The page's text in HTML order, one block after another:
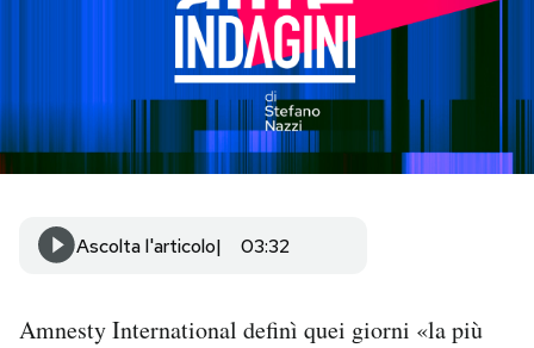
NEWSLETTER
I MIEI PREFERITI
Ascolta l'articolo 03:32
Amnesty International definì quei giorni «la più